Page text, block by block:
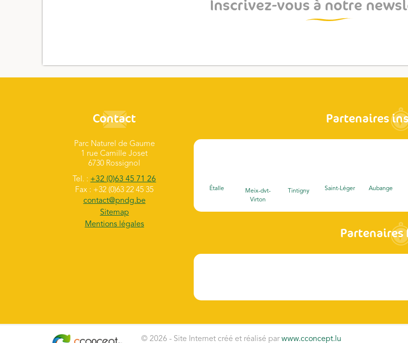
Inscrivez-vous à notre
Contact
Parc Naturel de Gaume
1 rue Camille Joset
6730 Rossignol
Tel. : +32 (0)63 45 71 26
Fax : +32 (0)63 22 45 35
contact@pndg.be
Sitemap
Mentions légales
Partenaires
Étalle
Meix-dvt-
Virton
Tintigny Saint-Léger Aubange
© 2026 - Site Internet créé et réalisé parwww.cconcept.lu